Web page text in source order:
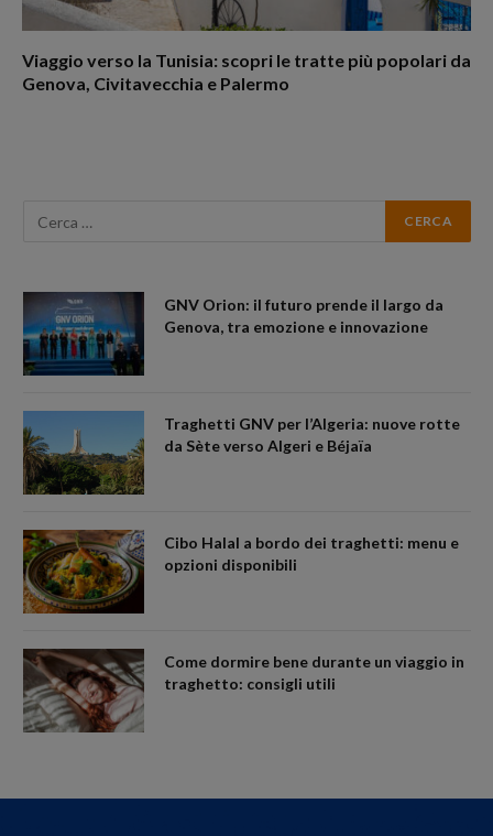
Viaggio verso la Tunisia: scopri le tratte più popolari da
Genova, Civitavecchia e Palermo
GNV Orion: il futuro prende il largo da
Genova, tra emozione e innovazione
Traghetti GNV per l’Algeria: nuove rotte
da Sète verso Algeri e Béjaïa
Cibo Halal a bordo dei traghetti: menu e
opzioni disponibili
Come dormire bene durante un viaggio in
traghetto: consigli utili